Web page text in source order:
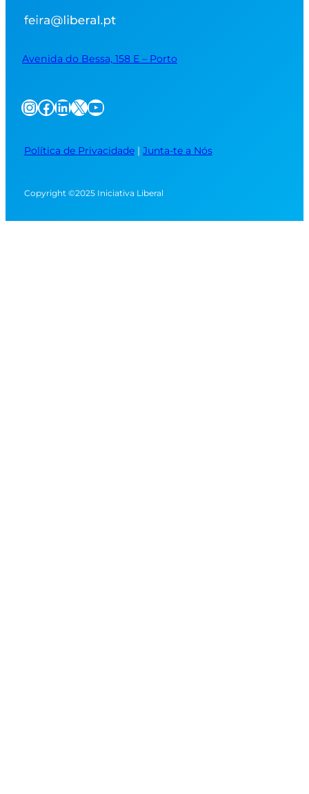
Avenida do Bessa, 158 E – Porto
InstagramFacebook LinkedIn X YouTube
Política de Privacidade| Junta-te a Nós
Copyright ©2025 Iniciativa Liberal